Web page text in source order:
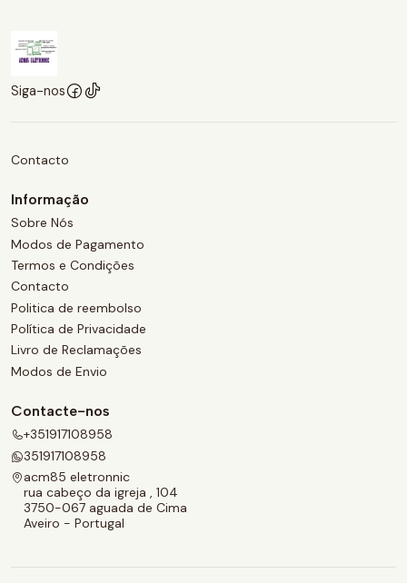
Siga-nos
Contacto
Informação
Sobre Nós
Modos de Pagamento
Termos e Condições
Contacto
Politica de reembolso
Política de Privacidade
Livro de Reclamações
Modos de Envio
Contacte-nos
+351917108958
351917108958
acm85 eletronnic
rua cabeço da igreja , 104
3750-067 aguada de Cima
Aveiro - Portugal